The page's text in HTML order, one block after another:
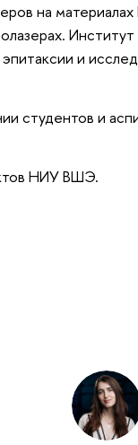
на материалах
и
студентов и
НИУ ВШЭ.